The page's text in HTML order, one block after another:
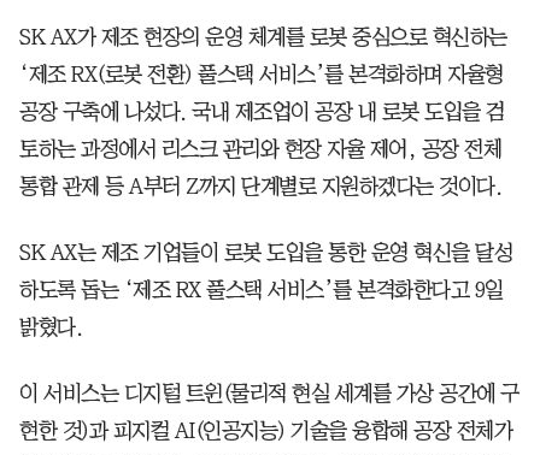
SK AX가 제조 현장의 운영 체계를 로봇 중심으로 혁신하는
‘제조 RX(로봇 전환) 풀스택 서비스’를 본격화하며 자율형
공장 구축에 나섰다. 국내 제조업이 공장 내 로봇 도입을 검
토하는 과정에서 리스크 관리와 현장 자율 제어, 공장 전체
통합 관제 등 A부터 Z까지 단계별로 지원하겠다는 것이다.
SK AX는 제조 기업들이 로봇 도입을 통한 운영 혁신을 달성
하도록 돕는 ‘제조 RX 풀스택 서비스’를 본격화한다고 9일
밝혔다.
이 서비스는 디지털 트윈(물리적 현실 세계를 가상 공간에 구
현한 것)과 피지컬 AI(인공지능) 기술을 융합해 공장 전체가